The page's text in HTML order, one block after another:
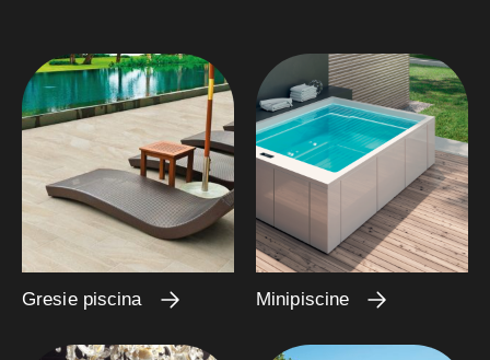
Gresie piscina Minipiscine